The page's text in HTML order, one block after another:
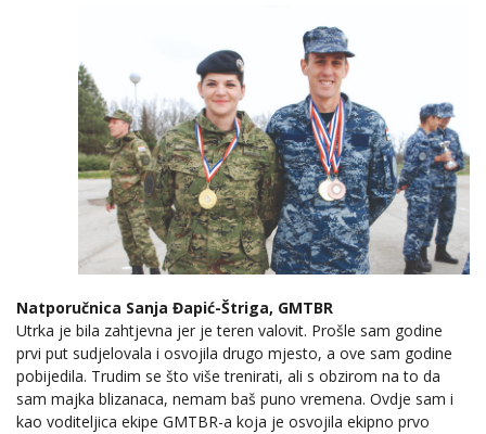
Natporučnica Sanja Đapić-Štriga, GMTBR
Utrka je bila zahtjevna jer je teren valovit. Prošle sam godine
prvi put sudjelovala i osvojila drugo mjesto, a ove sam godine
pobijedila. Trudim se što više trenirati, ali s obzirom na to da
sam majka blizanaca, nemam baš puno vremena. Ovdje sam i
kao voditeljica ekipe GMTBR-a koja je osvojila ekipno prvo